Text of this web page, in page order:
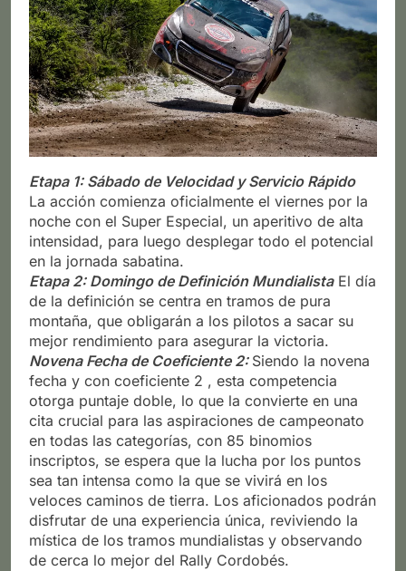
Etapa 1: Sábado de Velocidad y Servicio Rápido
La acción comienza oficialmente el viernes por la
noche con el Super Especial, un aperitivo de alta
intensidad, para luego desplegar todo el potencial
en la jornada sabatina.
Etapa 2: Domingo de Definición MundialistaEl día
de la definición se centra en tramos de pura
montaña, que obligarán a los pilotos a sacar su
mejor rendimiento para asegurar la victoria.
Novena Fecha de Coeficiente 2: Siendo la novena
fecha y con coeficiente 2 , esta competencia
otorga puntaje doble, lo que la convierte en una
cita crucial para las aspiraciones de campeonato
en todas las categorías, con 85 binomios
inscriptos, se espera que la lucha por los puntos
sea tan intensa como la que se vivirá en los
veloces caminos de tierra. Los aficionados podrán
disfrutar de una experiencia única, reviviendo la
mística de los tramos mundialistas y observando
de cerca lo mejor del Rally Cordobés.